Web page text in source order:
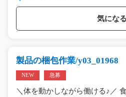
気になる
製品の梱包作業/y03_01968
NEW 急募
＼体を動かしながら働ける♪／